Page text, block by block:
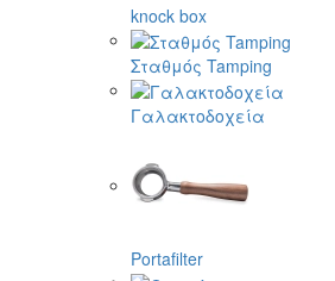
knock box
Σταθμός Tamping
Γαλακτοδοχεία
Portafilter